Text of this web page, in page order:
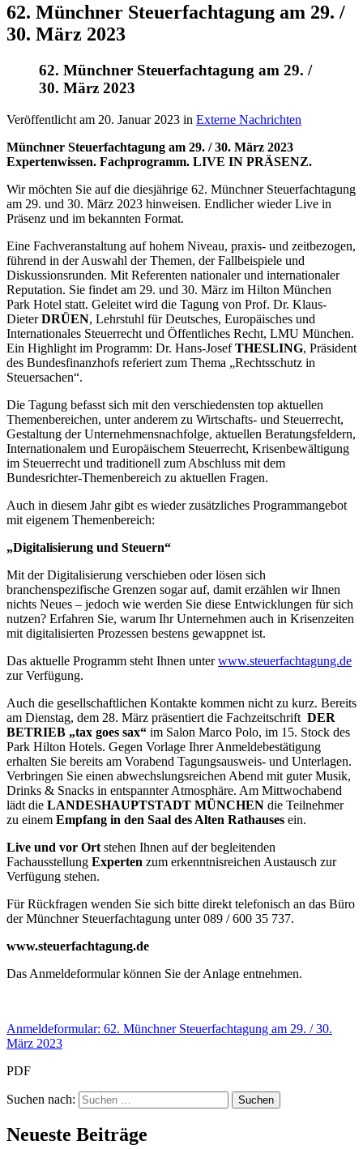
62. Münchner Steuerfachtagung am 29. /
30. März 2023
62. Münchner Steuerfachtagung am 29. /
30. März 2023
Veröffentlicht am 20. Januar 2023 in Externe Nachrichten
Münchner Steuerfachtagung am 29. / 30. März 2023
Expertenwissen. Fachprogramm. LIVE IN PRÄSENZ.
Wir möchten Sie auf die diesjährige 62. Münchner Steuerfachtagung
am 29. und 30. März 2023 hinweisen. Endlicher wieder Live in
Präsenz und im bekannten Format.
Eine Fachveranstaltung auf hohem Niveau, praxis- und zeitbezogen,
führend in der Auswahl der Themen, der Fallbeispiele und
Diskussionsrunden. Mit Referenten nationaler und internationaler
Reputation. Sie findet am 29. und 30. März im Hilton München
Park Hotel statt. Geleitet wird die Tagung von Prof. Dr. Klaus-
DieterDRÜEN, Lehrstuhl für Deutsches, Europäisches und
Internationales Steuerrecht und Öffentliches Recht, LMU München.
Ein Highlight im Programm: Dr. Hans-JosefTHESLING, Präsident
des Bundesfinanzhofs referiert zum Thema „Rechtsschutz in
Steuersachen“.
Die Tagung befasst sich mit den verschiedensten top aktuellen
Themenbereichen, unter anderem zu Wirtschafts- und Steuerrecht,
Gestaltung der Unternehmensnachfolge, aktuellen Beratungsfeldern,
Internationalem und Europäischem Steuerrecht, Krisenbewältigung
im Steuerrecht und traditionell zum Abschluss mit dem
Bundesrichter-Themenbereich zu aktuellen Fragen.
Auch in diesem Jahr gibt es wieder zusätzliches Programmangebot
mit eigenem Themenbereich:
„Digitalisierung und Steuern“
Mit der Digitalisierung verschieben oder lösen sich
branchenspezifische Grenzen sogar auf, damit erzählen wir Ihnen
nichts Neues – jedoch wie werden Sie diese Entwicklungen für sich
nutzen? Erfahren Sie, warum Ihr Unternehmen auch in Krisenzeiten
mit digitalisierten Prozessen bestens gewappnet ist.
Das aktuelle Programm steht Ihnen unterwww.steuerfachtagung.de
zur Verfügung.
Auch die gesellschaftlichen Kontakte kommen nicht zu kurz. Bereits
am Dienstag, dem 28. März präsentiert die Fachzeitschrift DER
BETRIEB „tax goes sax“ im Salon Marco Polo, im 15. Stock des
Park Hilton Hotels. Gegen Vorlage Ihrer Anmeldebestätigung
erhalten Sie bereits am Vorabend Tagungsausweis- und Unterlagen.
Verbringen Sie einen abwechslungsreichen Abend mit guter Musik,
Drinks & Snacks in entspannter Atmosphäre. Am Mittwochabend
lädt die LANDESHAUPTSTADT MÜNCHEN die Teilnehmer
zu einem Empfang in den Saal des Alten Rathauses ein.
Live und vor Ort stehen Ihnen auf der begleitenden
Fachausstellung Experten zum erkenntnisreichen Austausch zur
Verfügung stehen.
Für Rückfragen wenden Sie sich bitte direkt telefonisch an das Büro
der Münchner Steuerfachtagung unter 089 / 600 35 737.
www.steuerfachtagung.de
Das Anmeldeformular können Sie der Anlage entnehmen.
Anmeldeformular: 62. Münchner Steuerfachtagung am 29. / 30.
März 2023
PDF
Suchen nach:
Neueste Beiträge